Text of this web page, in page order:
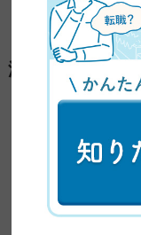
ー素敵。ありがとう
添削について
ー現役のWEBデザイ
もうちょっと厳しい
多分それ私がポジテ
ナイーブな人とかに